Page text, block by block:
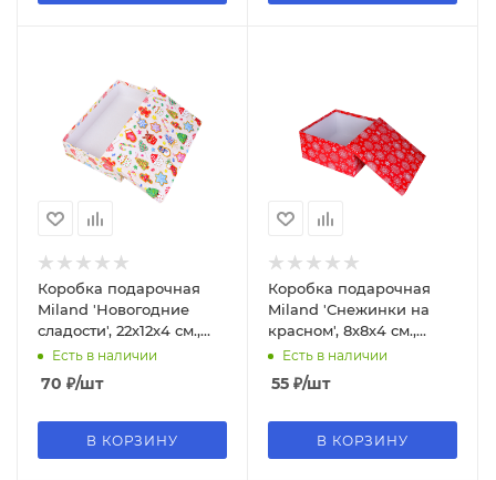
Коробка подарочная
Miland 'Новогодние
сладости', 22х12х4 см.,
прямоугольная (Серия
5в1), 1741
Есть в наличии
70 ₽/шт
В КОРЗИНУ
Коробка подарочная
Miland 'Снежинки на
красном', 8х8х4 см.,
квадратная (Серия 11в1),
картон, 0997
Есть в наличии
55 ₽/шт
В КОРЗИНУ